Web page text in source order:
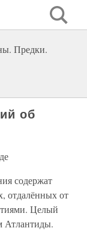
Предки.
об
содержат
отдалённых от
Целый
Атлантиды.